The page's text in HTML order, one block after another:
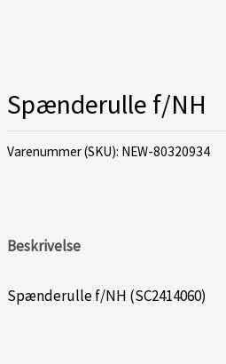
Spænderulle f/NH
Varenummer (SKU): NEW-80320934
Beskrivelse
Spænderulle f/NH (SC2414060)